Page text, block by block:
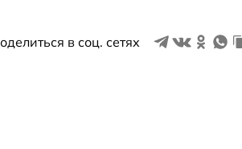
в соц. сетях